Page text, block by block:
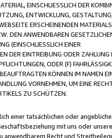
EINSCHLIESSLICH DER
ENTWICKLUNG,
ERSCHEINENDEN
DEN ANWENDBAREN
(EINSCHLIESSLICH EINER
DER EINTREIBUNG ODER ZAHLUNG
ODER (F)
KÖNNEN IM NAMEN
VORNEHMEN, UM EINE
ZU SCHÜTZEN.
einer tatsächlichen oder
mit uns oder
anwendbarem Recht und